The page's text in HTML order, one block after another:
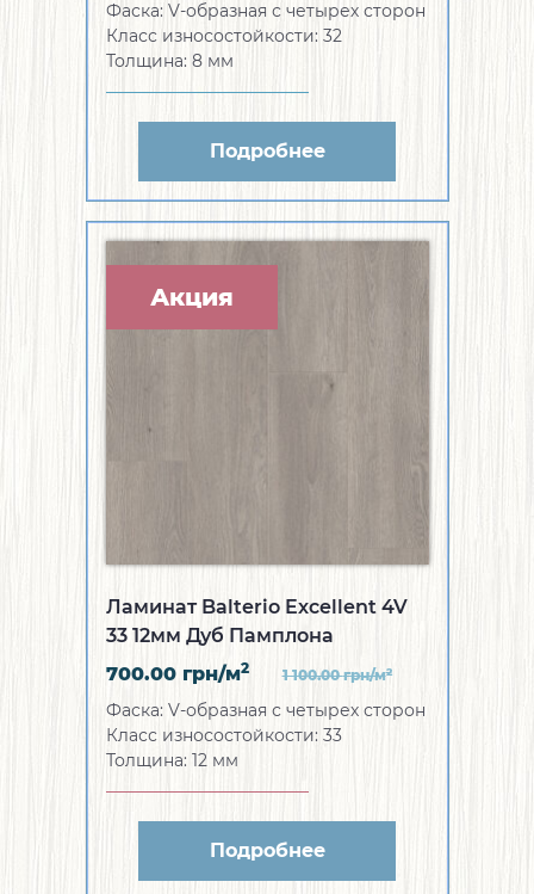
Фаска: V-образная с четырех сторон
Класс износостойкости: 32
Толщина: 8 мм
Подробнее
Акция
Ламинат Balterio Excellent 4V
33 12мм Дуб Памплона
700.00 грн/м2 1 100.00грн/м2
Фаска: V-образная с четырех сторон
Класс износостойкости: 33
Толщина: 12 мм
Подробнее